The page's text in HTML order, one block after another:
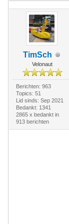
TimSch
Velonaut
Berichten: 963
Topics: 51
Lid sinds: Sep 2021
Bedankt: 1341
2865 x bedankt in
913 berichten